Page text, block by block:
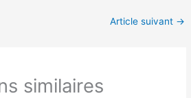
Article suivant →
similaires